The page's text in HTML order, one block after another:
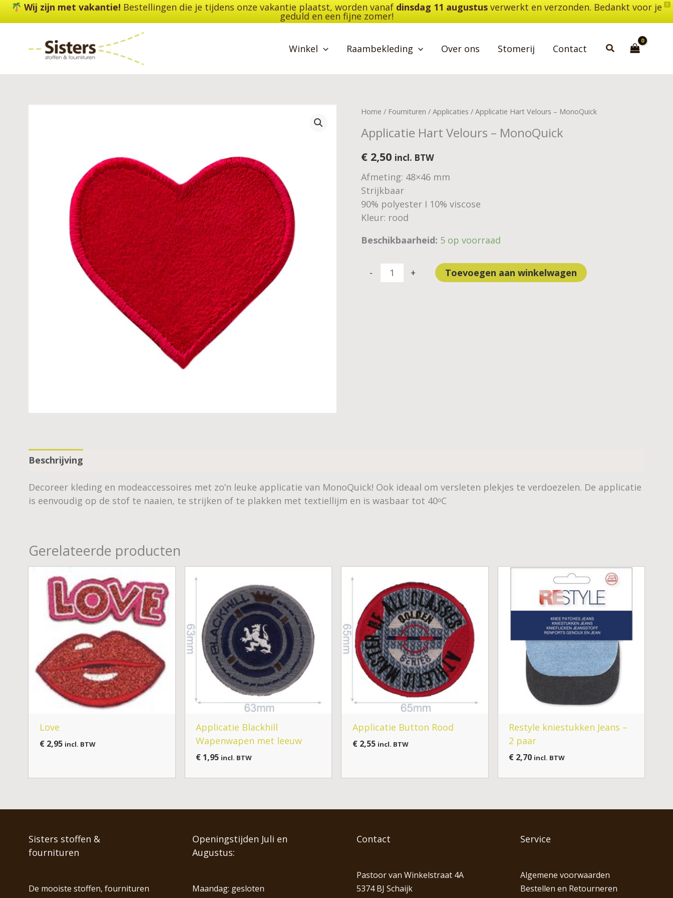
X
Wij zijn met vakantie! Bestellingen die je tijdens onze vakantie plaatst, worden vanaf dinsdag 11 augustusverwerkt en verzonden. Bedankt voor je
geduld en een fijne zomer!
inhoud
Winkel Raambekleding Over ons Stomerij Contact Zoeken
Home / Fournituren /Applicaties / Applicatie Hart Velours – MonoQuick
Applicatie Hart Velours – MonoQuick
€ 2,50 incl. BTW
Afmeting: 48×46 mm
Strijkbaar
90% polyester I 10% viscose
Kleur: rood
Beschikbaarheid: 5 op voorraad
-
Applicatie
Velours
-
MonoQuick
aantal
+ Toevoegen aan winkelwagen
Beschrijving
Decoreer kleding en modeaccessoires met zo’n leuke applicatie van MonoQuick! Ook ideaal om versleten plekjes te verdoezelen. De applicatie
is eenvoudig op de stof te naaien, te strijken of te plakken met textiellijm en is wasbaar tot 40ᵒC
Gerelateerde producten
Love
€2,95 incl. BTW
Applicatie Blackhill
Wapenwapen met leeuw
€ 1,95 incl. BTW
Applicatie Button Rood
€2,55 incl. BTW
Restyle kniestukken Jeans –
2 paar
€ 2,70 incl. BTW
Sisters stoffen &
fournituren
De mooiste stoffen, fournituren
Openingstijden Juli en
Augustus:
Maandag: gesloten
Contact
Pastoor van Winkelstraat 4A
5374 BJ Schaijk
Service
Algemene voorwaarden
Bestellen en Retourneren